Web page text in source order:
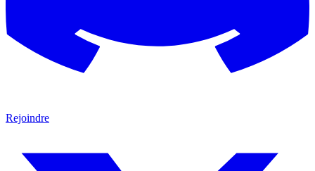
Rejoindre